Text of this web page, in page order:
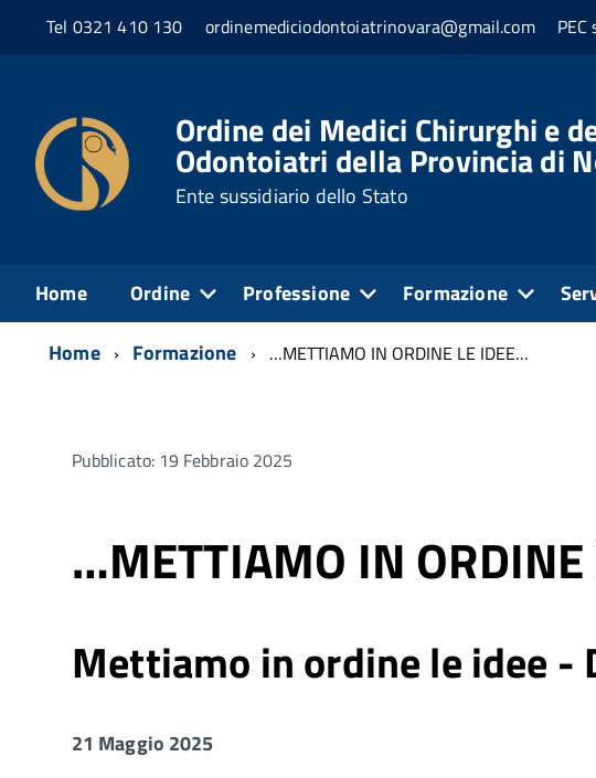
Tel 0321 410 130 ordinemediciodontoiatrinovara@gmail.com
Ordine dei Medici Chirurghi e
Odontoiatri della Provincia di
Ente sussidiario dello Stato
Home Ordine Professione Formazione
Home Formazione …METTIAMO IN ORDINE LE IDEE…
Pubblicato: 19 Febbraio 2025
…METTIAMO IN
Mettiamo in ordine le idee -
21 Maggio 2025